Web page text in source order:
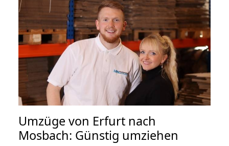
Umzüge von Erfurt nach
Mosbach: Günstig umziehen